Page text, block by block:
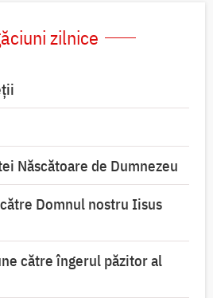
zilnice
Născătoare de Dumnezeu
Domnul nostru Iisus
către îngerul păzitor al